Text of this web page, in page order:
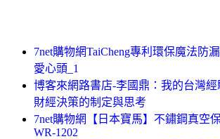
7net購物網TaiCheng專利環保魔法防
愛心頭_1
博客來網路書店-李國鼎：我的台灣
財經決策的制定與思考
7net購物網【日本寶馬】不鏽鋼真空
WR-1202